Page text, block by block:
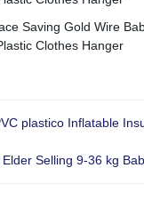
plastico Inflatable
Selling 9-36 kg